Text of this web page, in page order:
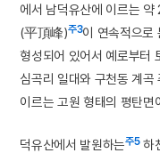
에서 남덕유산에 이르는
(平頂峰)주3이 연속적으로
형성되어 있어서 예로부터
심곡리 일대와 구천동 계
이르는 고원 형태의 평탄면
덕유산에서 발원하는주5하